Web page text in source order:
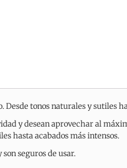
Desde tonos naturales y
y desean aprovechar al
hasta acabados más intensos.
seguros de usar.